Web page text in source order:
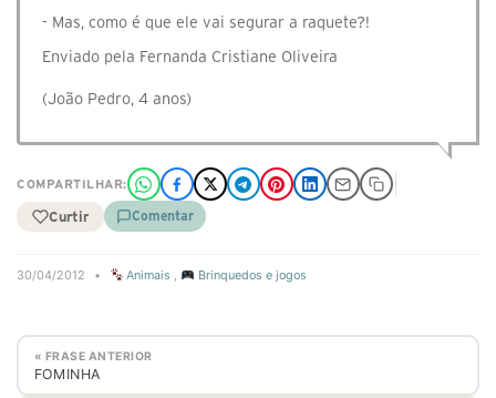
- Mas, como é que ele vai segurar a raquete?!
Enviado pela Fernanda Cristiane Oliveira
(João Pedro, 4 anos)
COMPARTILHAR:
Curtir Comentar
30/04/2012 • Animais , Brinquedos e jogos
« FRASE ANTERIOR
FOMINHA